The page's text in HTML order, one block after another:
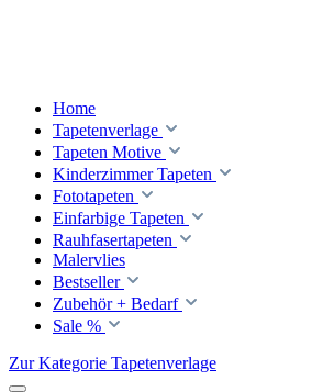
Home
Tapetenverlage
Tapeten Motive
Kinderzimmer Tapeten
Fototapeten
Einfarbige Tapeten
Rauhfasertapeten
Malervlies
Bestseller
Zubehör + Bedarf
Sale %
Zur Kategorie Tapetenverlage